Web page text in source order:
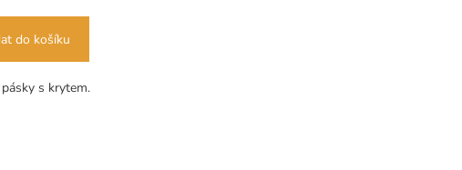
do košíku
s krytem.